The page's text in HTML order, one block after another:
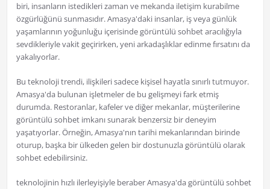
biri, insanların istedikleri zaman ve mekanda iletişim kurabilme
özgürlüğünü sunmasıdır. Amasya'daki insanlar, iş veya günlük
yaşamlarının yoğunluğu içerisinde görüntülü sohbet aracılığıyla
sevdikleriyle vakit geçirirken, yeni arkadaşlıklar edinme fırsatını da
yakalıyorlar.
Bu teknoloji trendi, ilişkileri sadece kişisel hayatla sınırlı tutmuyor.
Amasya'da bulunan işletmeler de bu gelişmeyi fark etmiş
durumda. Restoranlar, kafeler ve diğer mekanlar, müşterilerine
görüntülü sohbet imkanı sunarak benzersiz bir deneyim
yaşatıyorlar. Örneğin, Amasya'nın tarihi mekanlarından birinde
oturup, başka bir ülkeden gelen bir dostunuzla görüntülü olarak
sohbet edebilirsiniz.
teknolojinin hızlı ilerleyişiyle beraber Amasya'da görüntülü sohbet